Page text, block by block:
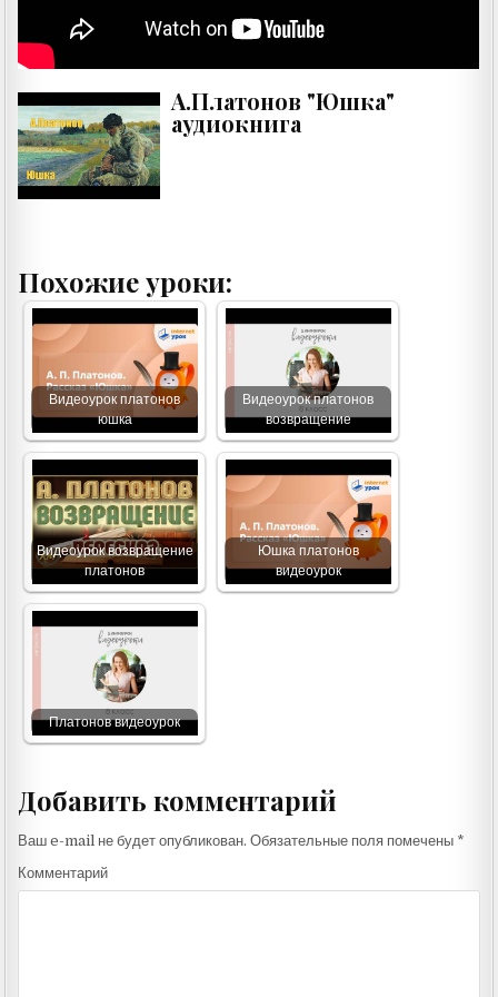
А.Платонов "Юшка"
аудиокнига
Похожие уроки:
Видеоурок платонов
юшка
Видеоурок платонов
возвращение
Видеоурок возвращение
платонов
Юшка платонов
видеоурок
Платонов видеоурок
Добавить комментарий
Ваш e-mail не будет опубликован. Обязательные поля помечены *
Комментарий